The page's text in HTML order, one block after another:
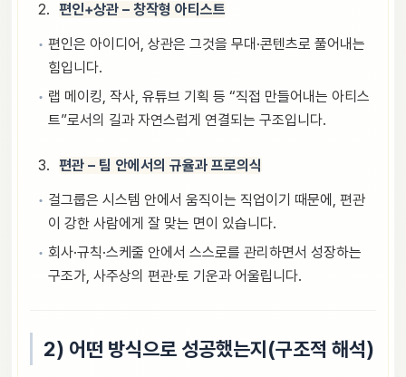
편인+상관 – 창작형 아티스트
편인은 아이디어, 상관은 그것을 무대·콘텐츠로 풀어내는
힘입니다.
랩 메이킹, 작사, 유튜브 기획 등 “직접 만들어내는 아티스
트”로서의 길과 자연스럽게 연결되는 구조입니다.
편관 – 팀 안에서의 규율과 프로의식
걸그룹은 시스템 안에서 움직이는 직업이기 때문에, 편관
이 강한 사람에게 잘 맞는 면이 있습니다.
회사·규칙·스케줄 안에서 스스로를 관리하면서 성장하는
구조가, 사주상의 편관·토 기운과 어울립니다.
2) 어떤 방식으로 성공했는지(구조적 해석)